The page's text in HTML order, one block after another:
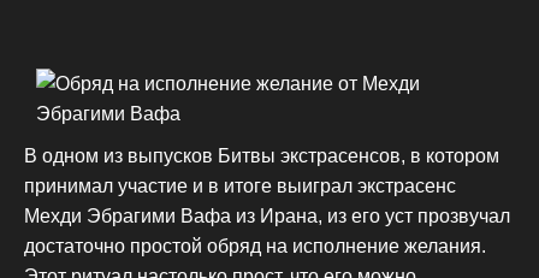
В одном из выпусков Битвы экстрасенсов, в котором
принимал участие и в итоге выиграл экстрасенс
Мехди Эбрагими Вафа из Ирана, из его уст прозвучал
достаточно простой обряд на исполнение желания.